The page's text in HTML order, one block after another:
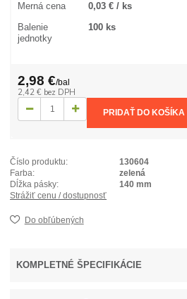
Merná cena 0,03 € / ks
Balenie
jednotky
100 ks
2,98 €/bal
2,42 € bez DPH
PRIDAŤ DO KOŠÍKA
Číslo produktu:
130604
Farba:
zelená
Dĺžka pásky:
140 mm
Strážiť cenu / dostupnosť
Do obľúbených
KOMPLETNÉ ŠPECIFIKÁCIE